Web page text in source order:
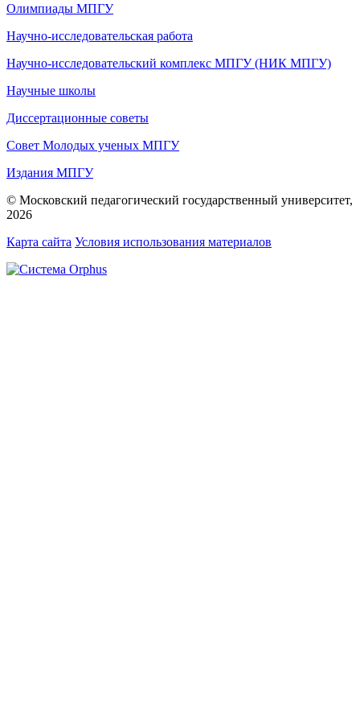
Олимпиады МПГУ
Научно-исследовательская работа
Научно-исследовательский комплекс МПГУ (НИК МПГУ)
Научные школы
Диссертационные советы
Совет Молодых ученых МПГУ
Издания МПГУ
© Московский педагогический государственный университет,
2026
Карта сайта Условия использования материалов